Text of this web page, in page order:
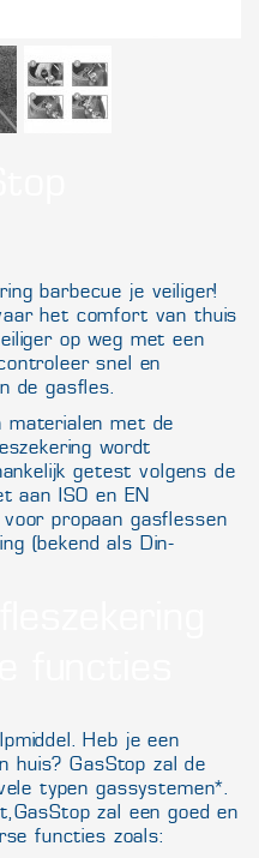
barbecue je veiliger!
het comfort van thuis
op weg met een
snel en
de gasfles.
materialen met de
wordt
getest volgens de
aan ISO en EN
propaan gasflessen
(bekend als Din-
Heb je een
huis? GasStop zal de
typen gassystemen*.
GasStop zal een goed en
functies zoals: